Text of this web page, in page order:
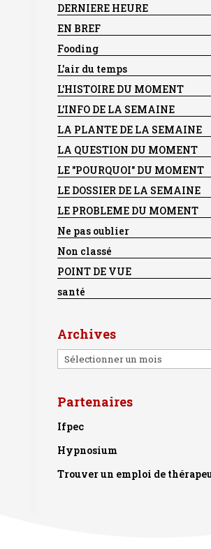
DERNIERE HEURE
EN BREF
Fooding
L'air du temps
L'HISTOIRE DU MOMENT
L'INFO DE LA SEMAINE
LA PLANTE DE LA SEMAINE
LA QUESTION DU MOMENT
LE "POURQUOI" DU MOMENT
LE DOSSIER DE LA SEMAINE
LE PROBLEME DU MOMENT
Ne pas oublier
Non classé
POINT DE VUE
santé
Archives
Archives
Partenaires
Ifpec
Hypnosium
Trouver un emploi de